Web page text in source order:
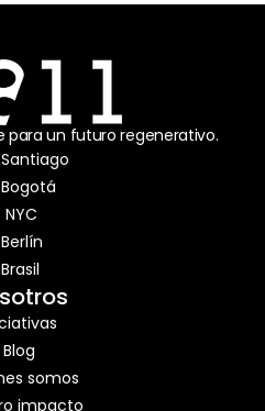
para un futuro regenerativo.
Santiago
Bogotá
NYC
Berlín
Brasil
Blog
somos
impacto